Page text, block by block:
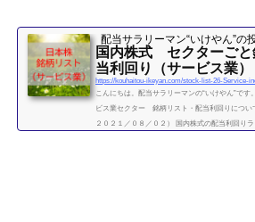
配当サラリーマン“いけやん”の
国内株式 セクターごと
当利回り（サービス業）
https://kouhaitou-ikeyan.com/stock-list-26-Service-
こんにちは。配当サラリーマンの“いけやん”で
ビス業セクター 銘柄リスト・配当利回りについ
２０２１／０８／０２） 国内株式の配当利回り